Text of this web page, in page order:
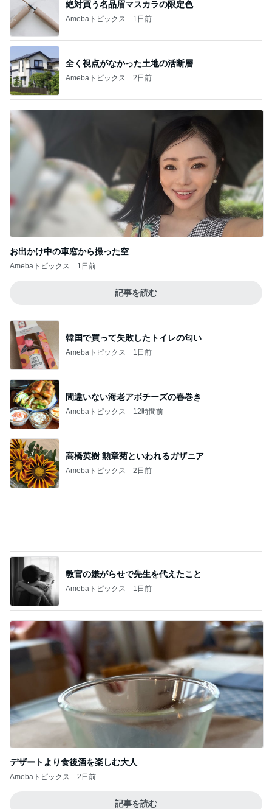
韓国で買って失敗したトイレの匂い
Amebaトピックス 1日前
間違いない海老アボチーズの春巻き
高橋英樹 勲章菊といわれるガザニア
Amebaトピックス 2日前
教官の嫌がらせで先生を代えたこと
Amebaトピックス 1日前
デザートより食後酒を楽しむ大人
Amebaトピックス
記事を読む
飛行機が高く子の念願のフェリー
ヒデ iPhoneからの乗り換え悩み
Amebaトピックス 1日前
9月の新作に向けた予算の温存
Amebaトピックス 1日前
220円で用途別に使えるまな板
Amebaトピックス